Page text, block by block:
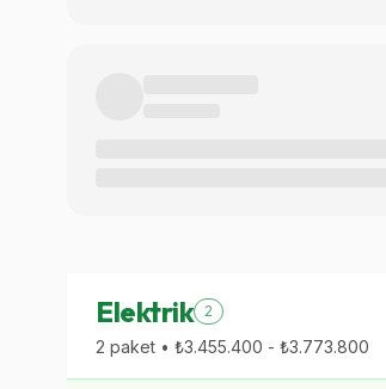
Elektrik 2
2 paket • ₺3.455.400 - ₺3.773.800